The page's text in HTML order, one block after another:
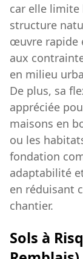
car elle limite
structure
œuvre rapide
aux
en milieu
De plus, sa
appréciée
maisons en
ou les
fondation
adaptabilité
en réduisant
chantier.
Sols à